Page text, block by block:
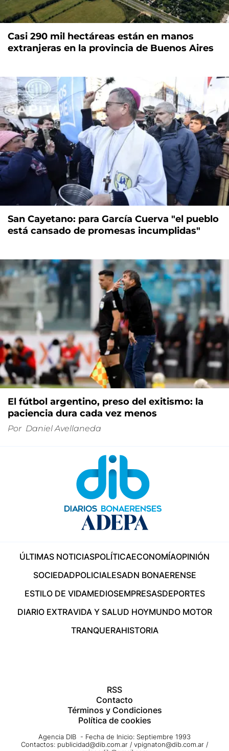
Casi 290 mil hectáreas están en manos
extranjeras en la provincia de Buenos Aires
San Cayetano: para García Cuerva "el pueblo
está cansado de promesas incumplidas"
El fútbol argentino, preso del exitismo: la
paciencia dura cada vez menos
Por Daniel Avellaneda
ÚLTIMAS NOTICIASPOLÍTICAECONOMÍAOPINIÓN
SOCIEDADPOLICIALESADN BONAERENSE
ESTILO DE VIDAMEDIOSEMPRESASDEPORTES
DIARIO EXTRAVIDA Y SALUD HOYMUNDO MOTOR
TRANQUERAHISTORIA
RSS
Contacto
Términos y Condiciones
Política de cookies
Agencia DIB - Fecha de Inicio: Septiembre 1993
Contactos: publicidad@dib.com.ar / vpignaton@dib.com.ar /